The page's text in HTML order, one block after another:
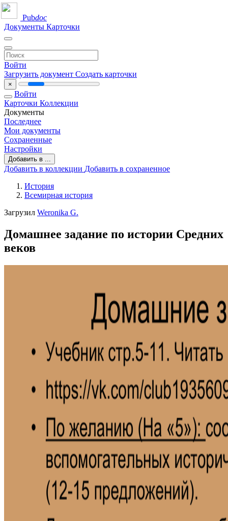
Pubdoc
Документы Карточки
Войти
Загрузить документ Создать карточки
×
Войти
Карточки Коллекции
Документы
Последнее
Мои документы
Сохраненные
Настройки
Добавить в ...
Добавить в коллекции Добавить в сохраненное
История
Всемирная история
Загрузил Weronika G.
Домашнее задание по истории Средних
веков